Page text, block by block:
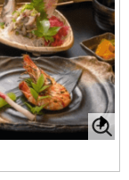
N
e